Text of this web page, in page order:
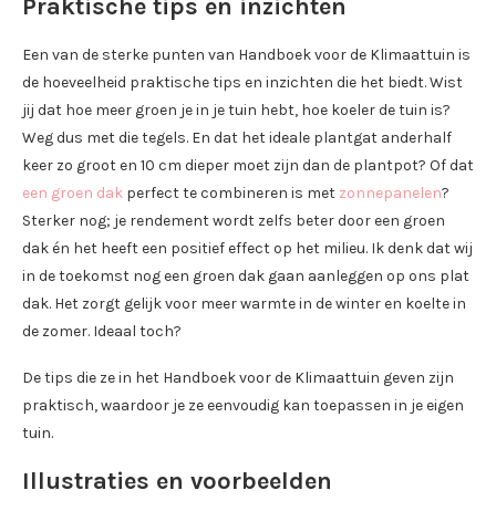
Praktische tips en inzichten
Een van de sterke punten van Handboek voor de Klimaattuin is
de hoeveelheid praktische tips en inzichten die het biedt. Wist
jij dat hoe meer groen je in je tuin hebt, hoe koeler de tuin is?
Weg dus met die tegels. En dat het ideale plantgat anderhalf
keer zo groot en 10 cm dieper moet zijn dan de plantpot? Of dat
een groen dak perfect te combineren is met zonnepanelen?
Sterker nog; je rendement wordt zelfs beter door een groen
dak én het heeft een positief effect op het milieu. Ik denk dat wij
in de toekomst nog een groen dak gaan aanleggen op ons plat
dak. Het zorgt gelijk voor meer warmte in de winter en koelte in
de zomer. Ideaal toch?
De tips die ze in het Handboek voor de Klimaattuin geven zijn
praktisch, waardoor je ze eenvoudig kan toepassen in je eigen
tuin.
Illustraties en voorbeelden